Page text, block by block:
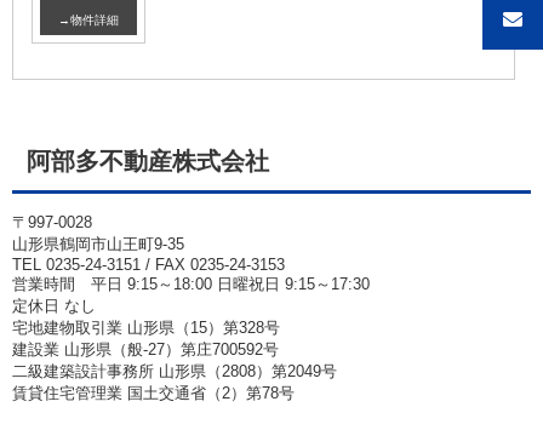
→物件詳細
阿部多不動産株式会社
〒997-0028
山形県鶴岡市山王町9-35
TEL 0235-24-3151 / FAX 0235-24-3153
営業時間 平日 9:15～18:00 日曜祝日 9:15～17:30
定休日 なし
宅地建物取引業 山形県（15）第328号
建設業 山形県（般-27）第庄700592号
二級建築設計事務所 山形県（2808）第2049号
賃貸住宅管理業 国土交通省（2）第78号